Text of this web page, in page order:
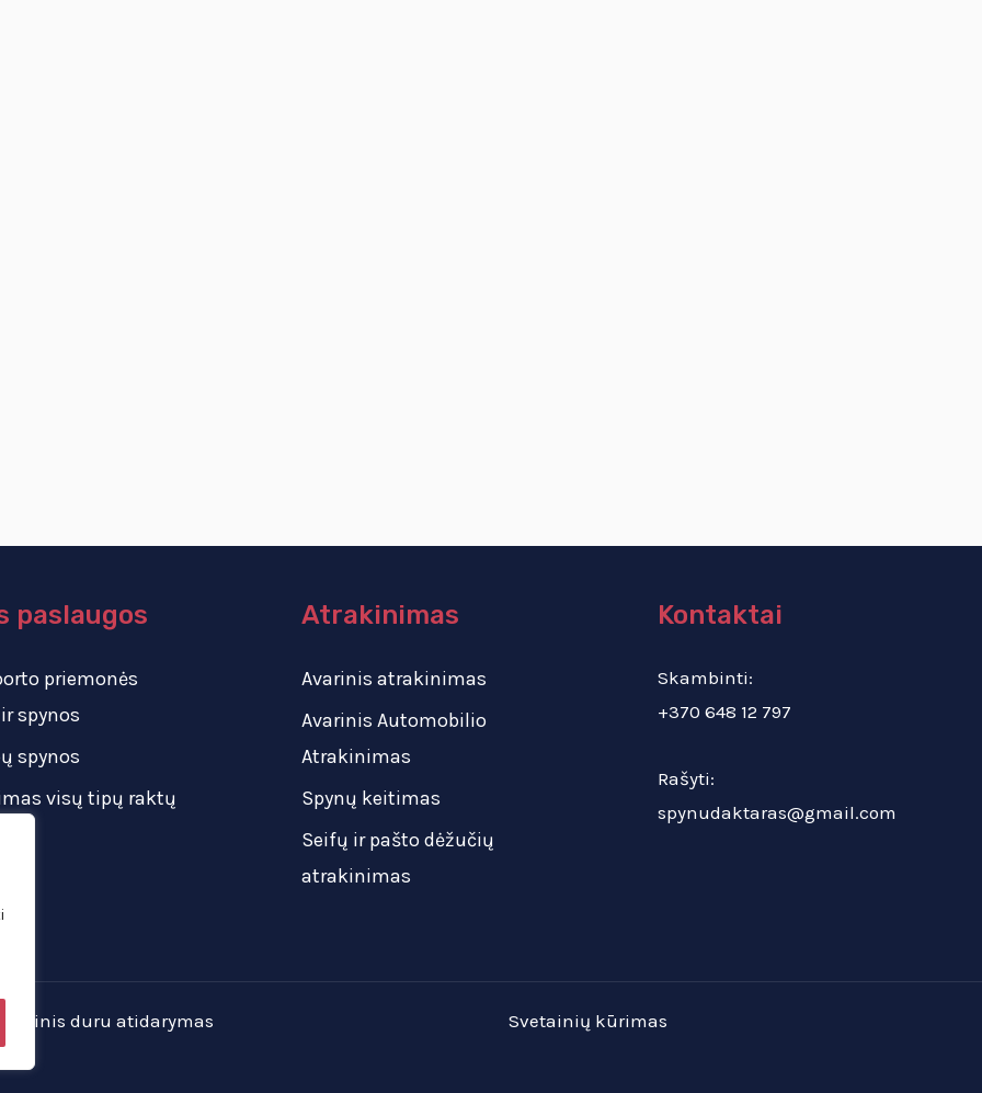
paslaugos
priemonės
spynos
spynos
visų tipų raktų
Atrakinimas
Avarinis atrakinimas
Avarinis Automobilio
Atrakinimas
Spynų keitimas
Seifų ir pašto dėžučių
atrakinimas
Kontaktai
Skambinti:
+370 648 12 797
Rašyti:
spynudaktaras@gmail.com
duru atidarymas Svetainių kūrimas